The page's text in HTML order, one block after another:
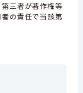
三者が著作権等
の責任で当該第